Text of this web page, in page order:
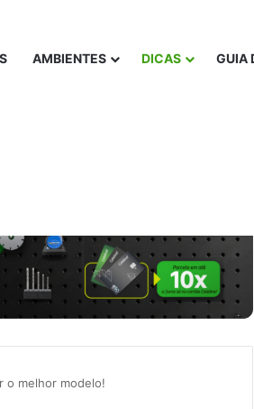
AMBIENTES DICAS GUIA
o melhor modelo!